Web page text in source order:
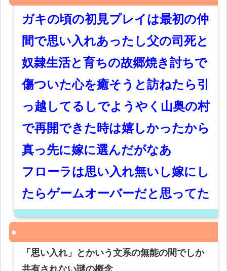
ガキの頃の初見プレイは最初の仲
間で思い入れあったし父の司死と
奴隷生活と育ちの故郷焼き討ちで
傷ついた心を癒そうと訪ねたら引
っ越してるしでようやく山奥の村
で再開できた時は嬉しかったから
真っ先に嫁に選んだがなあ
フローラは思い入れ無いし嫁にし
たらゲームオーバーだと思ってた
「思い入れ」とかいう文系の無能の間でしか